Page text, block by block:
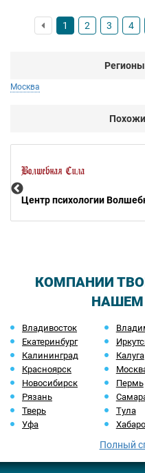
1 2 3 4
Регионы
Москва
Центр психологии
КОМПАНИИ
НАШЕМ
Владивосток
Екатеринбург
Калининград
Калуга
Красноярск
Новосибирск
Пермь
Рязань
Тверь
Тула
Уфа
Полный